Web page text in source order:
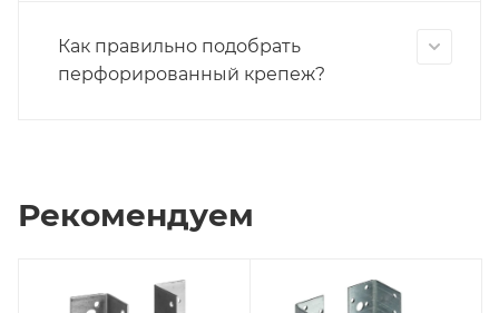
Как правильно подобрать
перфорированный крепеж?
Рекомендуем